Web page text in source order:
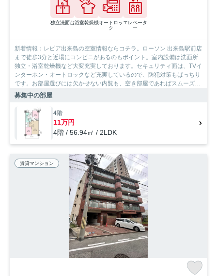
独立洗面台浴室乾燥機オートロッ
ク
エレベータ
ー
新着情報：レピア出来島の空室情報ならコチラ。ローソン 出来島駅前店
まで徒歩3分と近場にコンビニがあるのもポイント。室内設備は洗面所
独立・浴室乾燥機など大変充実しております。セキュリティ面は、TVイ
ンターホン・オートロックなど充実しているので、防犯対策もばっちり
です。お部屋選びには欠かせない内覧も、空き部屋であればスムーズで
す。大阪市西淀川区エリアにある賃貸情報のことなら、地域に密着した
当社へお任せ下さい。当社は、多種多様な賃貸情報を取り扱っておりま
す。ご要望や不明な点などございましたら、お気軽にご連絡下さい。
募集中の部屋
4階
11万円
4階 / 56.94㎡ / 2LDK
賃貸マンション